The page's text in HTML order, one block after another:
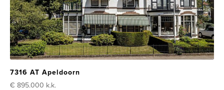
7316 AT Apeldoorn
€ 895.000 k.k.